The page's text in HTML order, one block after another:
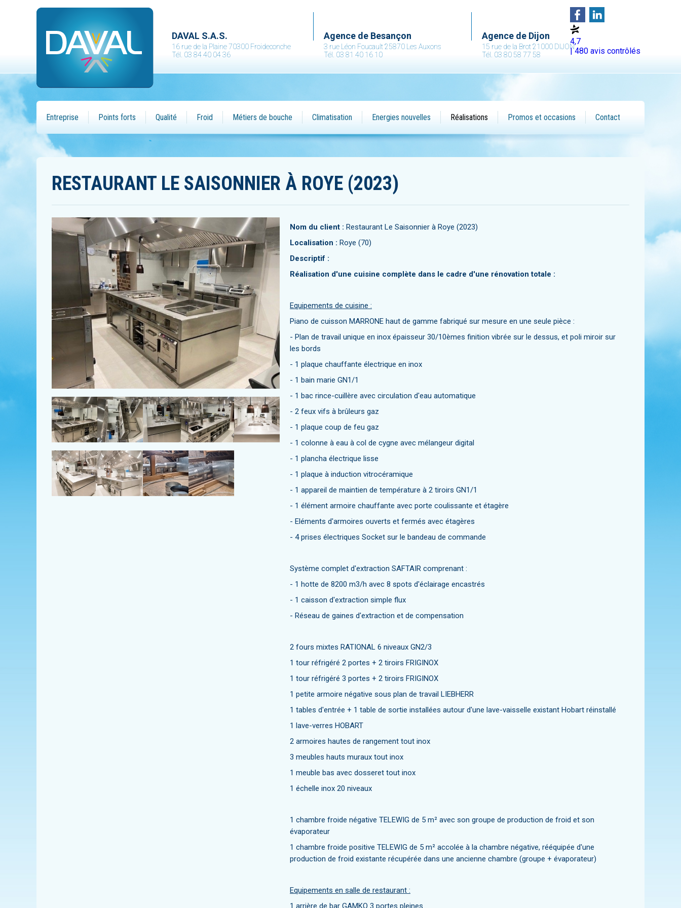
DAVAL S.A.S.
16 rue de la Plaine 70300 Froideconche
Tél. 03 84 40 04 36
Agence de Besançon
3 rue Léon Foucault 25870 Les Auxons
Tél. 03 81 40 16 10
Agence de Dijon
15 rue de la Brot 21000 DIJON
Tél. 03 80 58 77 58
4,7
| 480 avis contrôlés
Entreprise Points forts Qualité Froid Métiers de bouche Climatisation Energies nouvelles Réalisations Promos et occasions Contact
RESTAURANT LE SAISONNIER À ROYE (2023)
Nom du client : Restaurant Le Saisonnier à Roye (2023)
Localisation : Roye (70)
Descriptif :
Réalisation d'une cuisine complète dans le cadre d'une rénovation totale :
Equipements de cuisine :
Piano de cuisson MARRONE haut de gamme fabriqué sur mesure en une seule pièce :
- Plan de travail unique en inox épaisseur 30/10èmes finition vibrée sur le dessus, et poli miroir sur
les bords
- 1 plaque chauffante électrique en inox
- 1 bain marie GN1/1
- 1 bac rince-cuillère avec circulation d'eau automatique
- 2 feux vifs à brûleurs gaz
- 1 plaque coup de feu gaz
- 1 colonne à eau à col de cygne avec mélangeur digital
- 1 plancha électrique lisse
- 1 plaque à induction vitrocéramique
- 1 appareil de maintien de température à 2 tiroirs GN1/1
- 1 élément armoire chauffante avec porte coulissante et étagère
- Eléments d'armoires ouverts et fermés avec étagères
- 4 prises électriques Socket sur le bandeau de commande
Système complet d'extraction SAFTAIR comprenant :
- 1 hotte de 8200 m3/h avec 8 spots d'éclairage encastrés
- 1 caisson d'extraction simple flux
- Réseau de gaines d'extraction et de compensation
2 fours mixtes RATIONAL 6 niveaux GN2/3
1 tour réfrigéré 2 portes + 2 tiroirs FRIGINOX
1 tour réfrigéré 3 portes + 2 tiroirs FRIGINOX
1 petite armoire négative sous plan de travail LIEBHERR
1 tables d'entrée + 1 table de sortie installées autour d'une lave-vaisselle existant Hobart réinstallé
1 lave-verres HOBART
2 armoires hautes de rangement tout inox
3 meubles hauts muraux tout inox
1 meuble bas avec dosseret tout inox
1 échelle inox 20 niveaux
1 chambre froide négative TELEWIG de 5 m² avec son groupe de production de froid et son
évaporateur
1 chambre froide positive TELEWIG de 5 m² accolée à la chambre négative, rééquipée d'une
production de froid existante récupérée dans une ancienne chambre (groupe + évaporateur)
Equipements en salle de restaurant :
1 arrière de bar GAMKO 3 portes pleines